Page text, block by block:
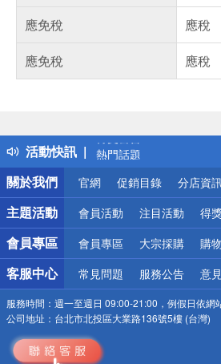
應免稅
應稅
應免稅
應稅
活動快訊
得獎公告
熱門話題
銀行優惠
偏遠地區配送
詐騙網頁！請小心！
關於我們
官網 促銷目錄 分店資
主題活動 會員活動 注目活動 得
會員專區 會員專區 大宗採購 購
客服中心 常見問題 服務公告 意
服務時間： 週一至週日 09:00-21:00，例假日依網
公司地址： 台北市北投區大業路136號5樓 (台灣)